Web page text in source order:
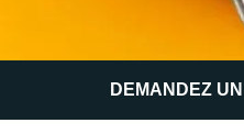
DEMANDEZ